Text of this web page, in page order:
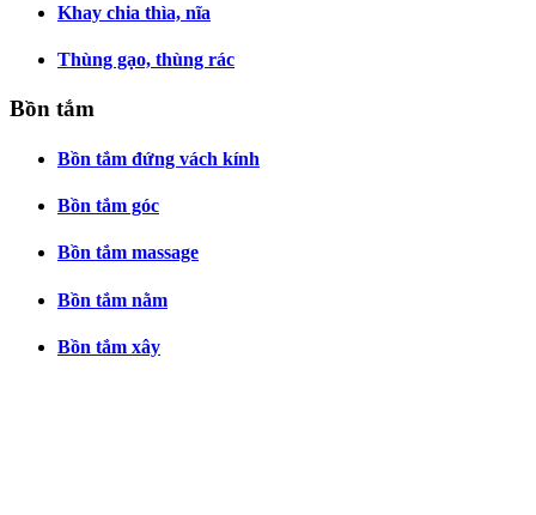
Khay chia thìa, nĩa
Thùng gạo, thùng rác
Bồn tắm
Bồn tắm đứng vách kính
Bồn tắm góc
Bồn tắm massage
Bồn tắm nằm
Bồn tắm xây